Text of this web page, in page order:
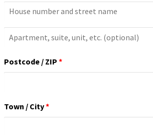
Apartment,
unit,
Postcode / ZIP *
Town / City*